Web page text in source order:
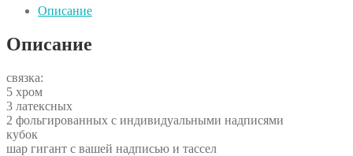
Описание
Описание
связка:
5 хром
3 латексных
2 фольгированных с индивидуальными надписями
кубок
шар гигант с вашей надписью и тассел